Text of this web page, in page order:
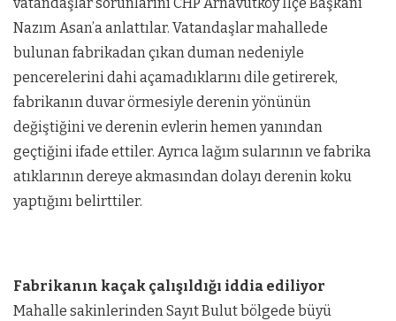
vatandaşlar sorunlarını CHP Arnavutköy İlçe Başkanı
Nazım Asan’a anlattılar. Vatandaşlar mahallede
bulunan fabrikadan çıkan duman nedeniyle
pencerelerini dahi açamadıklarını dile getirerek,
fabrikanın duvar örmesiyle derenin yönünün
değiştiğini ve derenin evlerin hemen yanından
geçtiğini ifade ettiler. Ayrıca lağım sularının ve fabrika
atıklarının dereye akmasından dolayı derenin koku
yaptığını belirttiler.
Fabrikanın kaçak çalışıldığı iddia ediliyor
Mahalle sakinlerinden Sayıt Bulut bölgede büyü